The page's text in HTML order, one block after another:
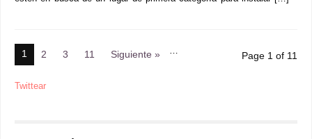
1 2 3 …
11 Siguiente » Page 1 of 11
Twittear